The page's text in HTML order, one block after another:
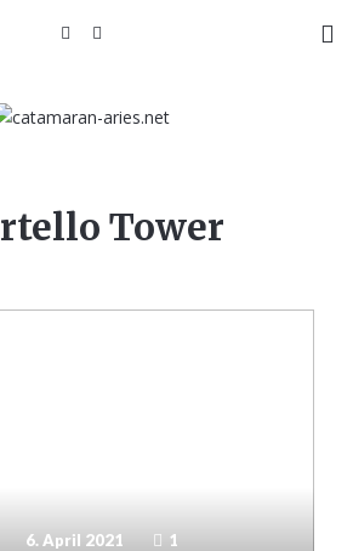
Tower
6. April 2021 1